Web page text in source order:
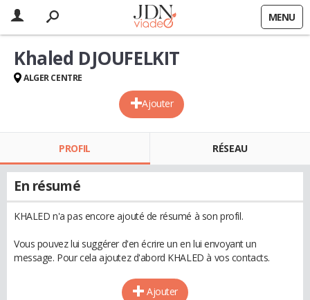
MENU
Ajouter
Khaled DJOUFELKIT
ALGER CENTRE
PROFIL RÉSEAU
En résumé
KHALED n'a pas encore ajouté de résumé à son profil.
Vous pouvez lui suggérer d'en écrire un en lui envoyant un
message. Pour cela ajoutez d'abord KHALED à vos contacts.
Ajouter